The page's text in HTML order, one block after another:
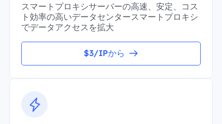
スマートプロキシサーバーの高速、安定、コス
ト効率の高いデータセンタースマートプロキシ
でデータアクセスを拡大
$3/IPから